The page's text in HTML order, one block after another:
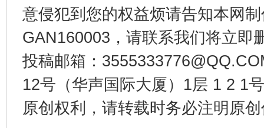
意侵犯到您的权益烦请告知本网
GAN160003，请联系我们将立即
投稿邮箱：
12号（华声国际大厦）1层 1 2 1
原创权利，请转载时务必注明原